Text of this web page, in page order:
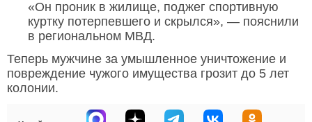
«Он проник в жилище, поджег спортивную
куртку потерпевшего и скрылся», — пояснили
в региональном МВД.
Теперь мужчине за умышленное уничтожение и
повреждение чужого имущества грозит до 5 лет
колонии.